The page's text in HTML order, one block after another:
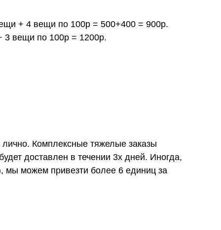
+ 4 вещи по 100р = 500+400 = 900р.
3 вещи по 100р = 1200р.
Комплексные тяжелые заказы
доставлен в течении 3х дней. Иногда,
мы можем привезти более 6 единиц за